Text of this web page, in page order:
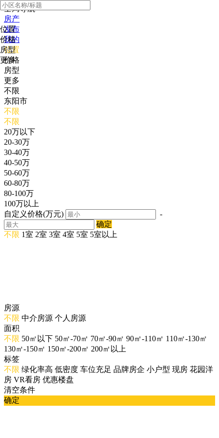
全局导航
房产
发布
我的
位置
价格
房型
更多
位置
价格
房型
更多
不限
东阳市
不限
不限
20万以下
20-30万
30-40万
40-50万
50-60万
60-80万
80-100万
100万以上
自定义价格(万元)
-
确定
不限 1室 2室 3室 4室 5室 5室以上
房源
不限 中介房源 个人房源
面积
不限 50㎡以下 50㎡-70㎡ 70㎡-90㎡ 90㎡-110㎡ 110㎡-130㎡
130㎡-150㎡ 150㎡-200㎡ 200㎡以上
标签
不限 绿化率高 低密度 车位充足 品牌房企 小户型 现房 花园洋
房 VR看房 优惠楼盘
清空条件
确定